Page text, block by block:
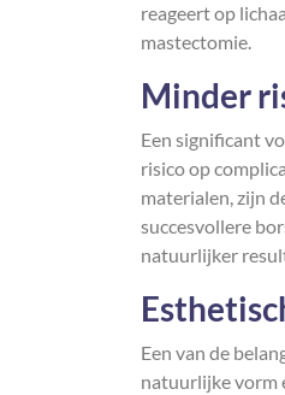
reageert op
mastectomie.
Minder
Een significant
risico op
materialen, zijn
succesvollere
natuurlijker
Een van de
natuurlijke vorm